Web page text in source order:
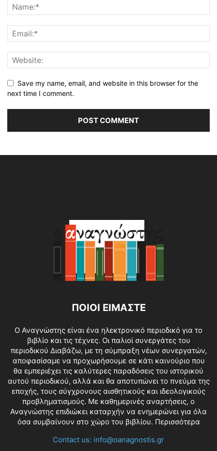
Save my name, email, and website in this browser for the
next time I comment.
ΠΟΙΟΙ ΕΙΜΑΣΤΕ
O Αναγνώστης είναι ένα ηλεκτρονικό περιοδικό για το
βιβλίο και τις τέχνες. Οι παλιοί συνεργάτες του
περιοδικού Διαβάζω, με τη σύμπραξη νέων συνεργατών,
αποφασίσαμε να προχωρήσουμε σε κάτι καινούριο που
θα εμπεριέχει τις καλύτερες παραδόσεις του ιστορικού
αυτού περιοδικού, αλλά και θα αποτυπώνει το πνεύμα της
εποχής, τους σύγχρονους αισθητικούς και ιδεολογικούς
προβληματισμούς. Με καθημερινές αναρτήσεις, ο
Αναγνώστης επιδιώκει καταρχήν να ενημερώνει για όλα
όσα συμβαίνουν στο χώρο του βιβλίου. Περισσότερα
Contact us: info@oanagnostis.gr